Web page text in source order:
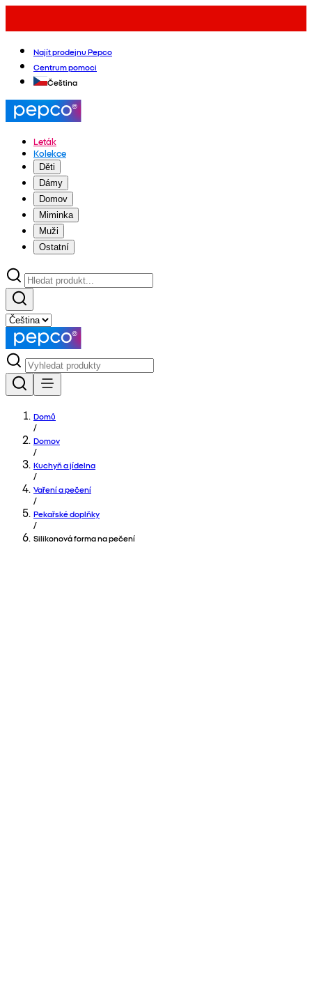
Najít prodejnu Pepco
Centrum pomoci
Čeština
Leták
Kolekce
Děti
Dámy
Domov
Miminka
Muži
Ostatní
Domů
/
Domov
/
Kuchyň a jídelna
/
Vaření a pečení
/
Pekařské doplňky
/
Silikonová forma na pečení